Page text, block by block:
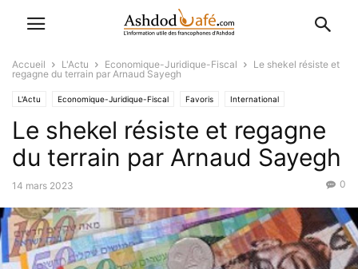
Accueil L'Actu Economique-Juridique-Fiscal
Le shekel résiste et
regagne du terrain par Arnaud Sayegh
L'Actu Economique-Juridique-Fiscal Favoris International
Le shekel résiste et regagne
du terrain par Arnaud Sayegh
14 mars 2023 0